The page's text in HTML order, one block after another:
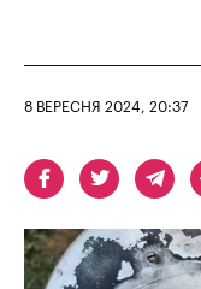
8 ВЕРЕСНЯ 2024, 20:37